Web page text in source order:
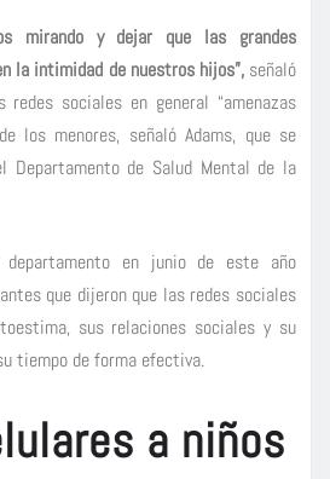
mirando y dejar que las grandes
la intimidad de nuestros hijos”,señaló
sociales en general “amenazas
los menores, señaló Adams, que se
Departamento de Salud Mental de la
en junio de este año
que dijeron que las redes sociales
sus relaciones sociales y su
tiempo de forma efectiva.
a niños